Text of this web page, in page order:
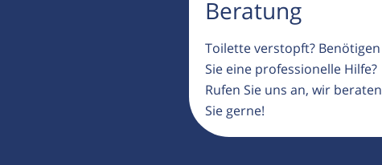
Beratung
Toilette verstopft? Benötigen
Sie eine professionelle Hilfe?
Rufen Sie uns an, wir beraten
Sie gerne!